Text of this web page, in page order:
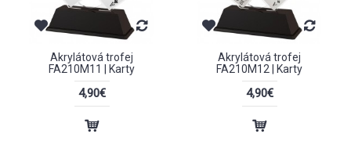
Akrylátová trofej
FA210M11 | Karty
4,90€
Akrylátová trofej
FA210M12 | Karty
4,90€